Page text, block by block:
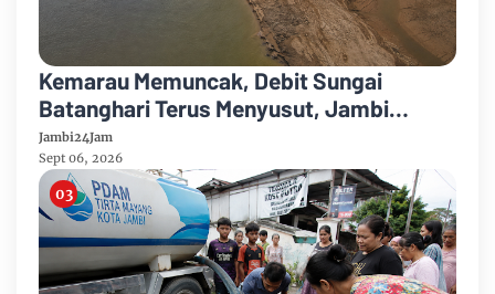
Kemarau Memuncak, Debit Sungai
Batanghari Terus Menyusut, Jambi
Hadapi Ancaman Krisis Air Bersih dan
Karhutla
Jambi24Jam
Sept 06, 2026